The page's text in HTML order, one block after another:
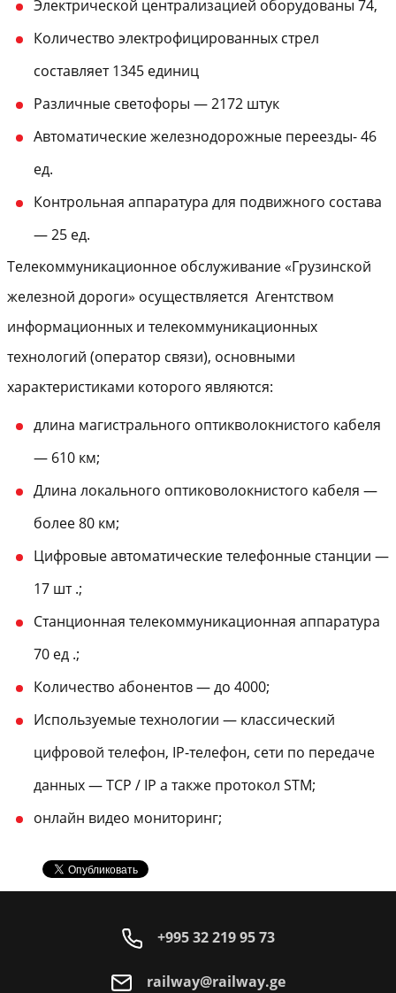
Электрической централизацией оборудованы 74,
Количество электрофицированных стрел
составляет 1345 единиц
Различные светофоры — 2172 штук
Автоматические железнодорожные переезды- 46
ед.
Контрольная аппаратура для подвижного состава
— 25 ед.
Телекоммуникационное обслуживание «Грузинской
железной дороги» осуществляется Агентством
информационных и телекоммуникационных
технологий (оператор связи), основными
характеристиками которого являются:
длина магистрального оптикволокнистого кабеля
— 610 км;
Длина локального оптиковолокнистого кабеля —
более 80 км;
Цифровые автоматические телефонные станции —
17 шт .;
Станционная телекоммуникационная аппаратура
70 ед .;
Количество абонентов — до 4000;
Используемые технологии — классический
цифровой телефон, IP-телефон, сети по передаче
данных — TCP / IP а также протокол STM;
онлайн видео мониторинг;
+995 32 219 95 73
railway@railway.ge